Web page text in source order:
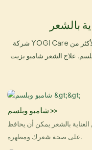
بالشعر
شركة YOGI Care هي شركة مصنعة لمنتجات العناية بالشعر لأكثر من
علاج الشعر شامبو بزيت
شامبو وبلسم >>
بالشعر يمكن أن يحافظ
على صحة شعرك ومظهره.